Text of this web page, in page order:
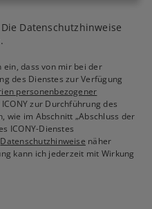
Datenschutzhinweise
ein, dass von mir bei der
des Dienstes zur Verfügung
personenbezogener
ICONY zur Durchführung des
wie im Abschnitt „Abschluss der
ICONY-Dienstes
Datenschutzhinweise näher
kann ich jederzeit mit Wirkung